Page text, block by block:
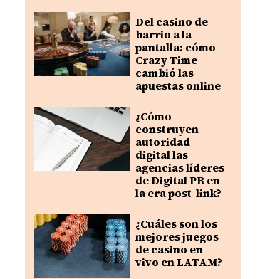
Del casino de
barrio a la
pantalla: cómo
Crazy Time
cambió las
apuestas online
¿Cómo
construyen
autoridad
digital las
agencias líderes
de Digital PR en
la era post-link?
¿Cuáles son los
mejores juegos
de casino en
vivo en LATAM?